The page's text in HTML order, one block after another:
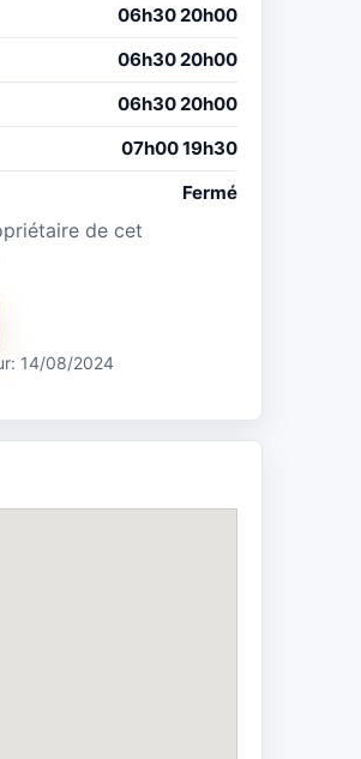
06h30 20h00
06h30 20h00
06h30 20h00
07h00 19h30
Fermé
de cet
14/08/2024